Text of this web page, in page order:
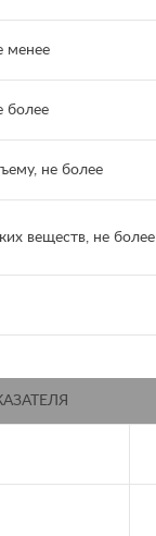
менее
более
не более
веществ, не более